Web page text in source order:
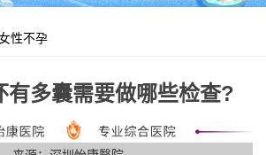
性不孕
有多囊需要做哪些检查?